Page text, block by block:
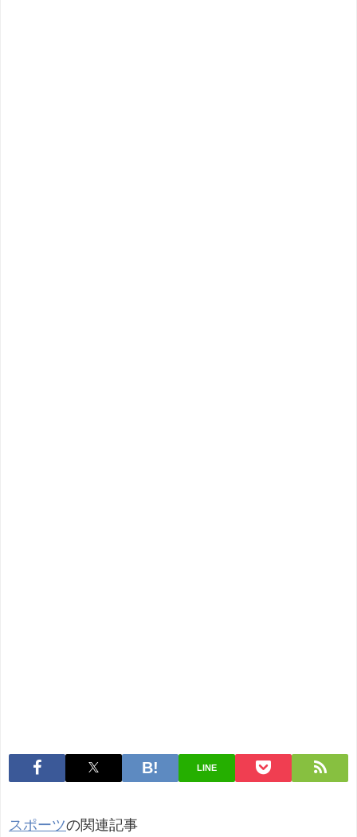
LINE
スポーツの関連記事